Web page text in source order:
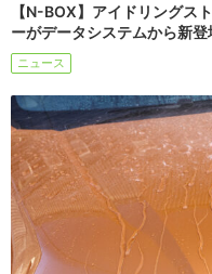
【N-BOX】アイドリングス
ーがデータシステムから新登
ニュース